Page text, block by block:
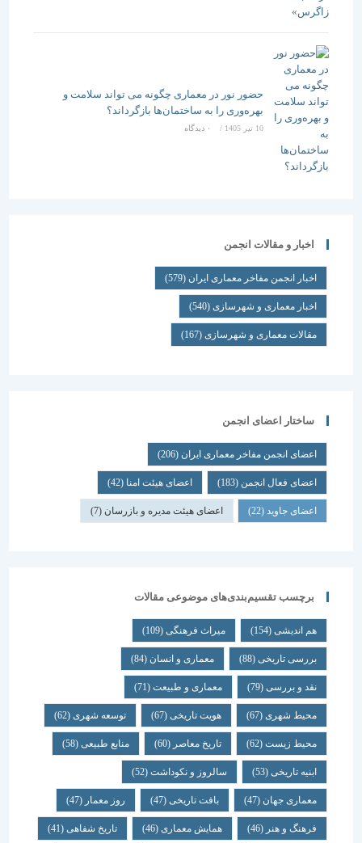
حضور نور در معماری چگونه می تواند سلامت و
بهره‌وری را به ساختمان‌ها بازگرداند؟
/ ۰ دیدگاه
اخبار و مقالات انجمن
اخبار انجمن مفاخر معماری ایران (579)
اخبار معماری و شهرسازی(540)
مقالات معماری و شهرسازی(167)
ساختار اعضای انجمن
اعضای انجمن مفاخر معماری ایران (206)
اعضای فعال انجمن(183) اعضای هیئت امنا(42)
اعضای جاوید(22) اعضای هیئت مدیره و بازرسان(7)
برچسب تقسیم‌بندی‌های موضوعی مقالات
هم اندیشی (154) میراث فرهنگی (109)
بررسی تاریخی (88) معماری و انسان (84)
نقد و بررسی (79) معماری و طبیعت (71)
محیط شهری(67) هویت تاریخی(67) توسعه شهری(62)
محیط زیست(62) تاریخ معاصر(60) منابع طبیعی(58)
ابنیه تاریخی(53) سالروز و نکوداشت(52)
معماری جهان (47) بافت تاریخی(47) روز معمار(47)
فرهنگ و هنر(46) همایش معماری (46) تاریخ شفاهی (41)